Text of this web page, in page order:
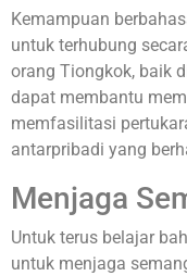
Kemampuan
untuk terhubung
orang Tiongkok, baik
dapat membantu
memfasilitasi
antarpribadi yang
Menjaga
Untuk terus belajar
untuk menjaga